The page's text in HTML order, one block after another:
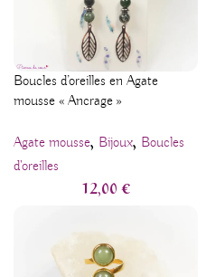
Boucles d’oreilles en Agate
mousse « Ancrage »
Agate mousse, Bijoux, Boucles
d'oreilles
12,00€